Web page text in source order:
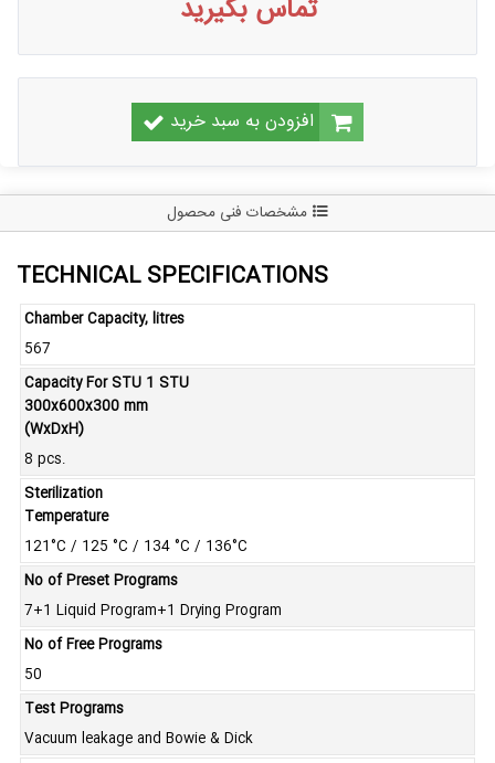
تماس بگیرید
افزودن به سبد خرید
مشخصات فنی محصول
TECHNICAL SPECIFICATIONS
Chamber Capacity, litres
567
Capacity For STU 1 STU
300x600x300 mm
(WxDxH)
8 pcs.
Sterilization
Temperature
121°C / 125 °C / 134 °C / 136°C
No of Preset Programs
7+1 Liquid Program+1 Drying Program
No of Free Programs
50
Test Programs
Vacuum leakage and Bowie & Dick